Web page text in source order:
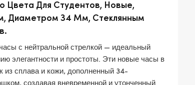
Цвета Для Студентов, Новые,
Диаметром 34 Мм, Стеклянным
с нейтральной стрелкой — идеальный
элегантности и простоты. Эти новые часы в
из сплава и кожи, дополненный 34-